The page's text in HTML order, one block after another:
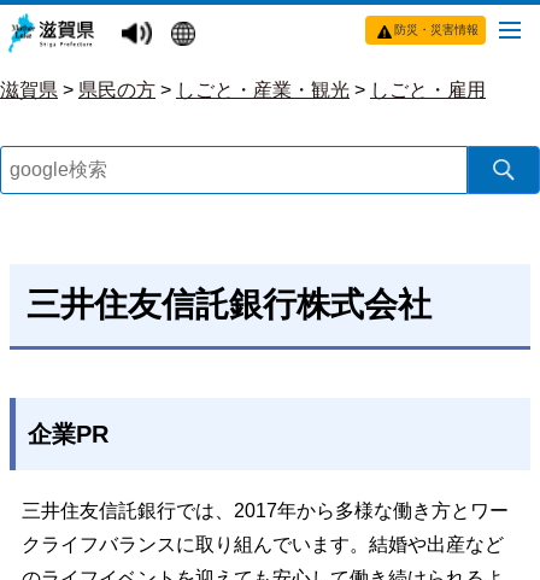
防災・災害情報
滋賀県 > 県民の方 > しごと・産業・観光 > しごと・雇用
三井住友信託銀行株式会社
企業PR
三井住友信託銀行では、2017年から多様な働き方とワー
クライフバランスに取り組んでいます。結婚や出産など